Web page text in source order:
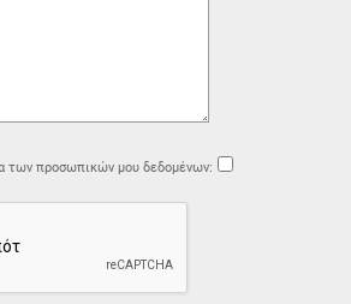
των προσωπικών μου δεδομένων: